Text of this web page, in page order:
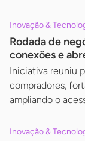
Inovação &
Rodada de
conexões e
Iniciativa reuniu
compradores,
ampliando o
Inovação &